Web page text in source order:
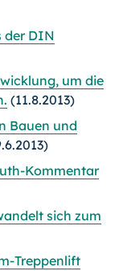
der DIN
um die
(11.8.2013)
Bauen und
Kommentar
sich zum
Treppenlift